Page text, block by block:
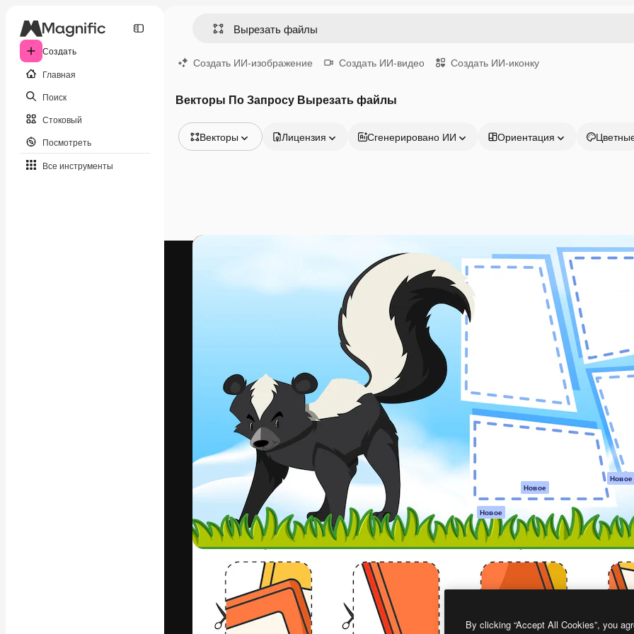
Создать
Главная
Поиск
Стоковый
Посмотреть
Все инструменты
Создать ИИ-изображение Создать ИИ-видео Создать ИИ-иконку
Векторы По Запросу Вырезать файлы
Векторы
Видео
Лицензия Сгенерировано ИИ Ориентация
Креативная платформа для создания
ваших лучших работ. Более 1 миллиона
подписчиков среди креаторов,
предприятий, агентств и студий.
Pусский
Продукция
Spaces
ИИ-помощник
Генератор
изображений ИИ
Генератор видео
Генератор голоса
на основе ИИ
Стоковый контент
MCP для
Claude/ChatGPT
Новое
Агенты Новое
API
Мобильное
приложение
Все инструменты
Magnific
Начать
Academy
Документация по
Пакету ИИ
Служба
поддержки
Условия и
положения
Политика
Оригиналы Новое
Политика файлов
cookie
Центр доверия
Партнеры
Предприятие
By clicking “Accept All Cookies”, you